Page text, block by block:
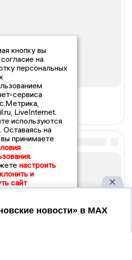
кнопку вы
на
персональных
сервиса
LiveInternet.
используются
Оставаясь на
принимаете
настроить
и
сайт